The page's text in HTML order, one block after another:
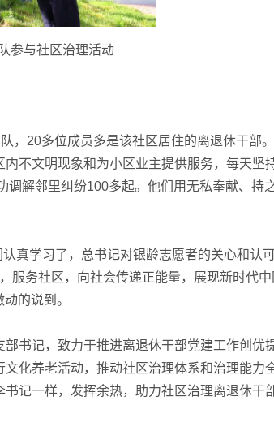
参与社区治理活动
20多位成员多是该社区居住的离退休干部
不文明现象和为小区业主提供服务，每天坚
调解邻里纠纷100多起。他们用无私奉献、持
真学习了，总书记对银龄志愿者的关心和认可
服务社区，向社会传递正能量，展现新时代中
的说到。
书记，致力于推进离退休干部党建工作创优
化养老活动，推动社区治理体系和治理能力
记一样，发挥余热，助力社区治理离退休干